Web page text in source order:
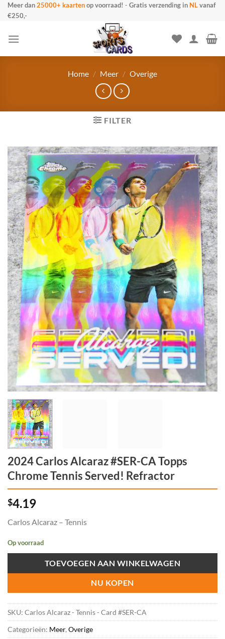
Ga
naar
Meer dan25000+ kaartenop voorraad! - Gratis verzending in NLvanaf
€250,-
Home / Meer / Overige
FILTER
2024 Carlos Alcaraz #SER-CA Topps
Chrome Tennis Served! Refractor
$4.19
Carlos Alcaraz – Tennis
Op voorraad
TOEVOEGEN AAN WINKELWAGEN
NU KOPEN
SKU: Carlos Alcaraz - Tennis - Card #SER-CA
Categorieën: Meer, Overige